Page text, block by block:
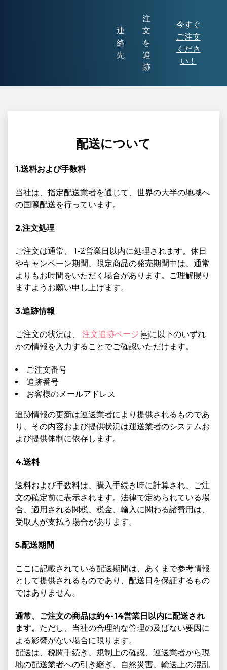
連
絡
先
注
文
を
追
跡
今すぐ
ご注文
くださ
い！
配送について
1.送料および手数料
当社は、指定配送業者を通じて、世界の大半の地域へ
の国際配送を行っています。
2.注文処理
ご注文は通常、 1-2営業日以内に処理されます。休日
やキャンペーン期間、限定商品の発売期間中は、通常
よりもお時間をいただく場合があります。ご理解賜り
ますようお願い申し上げます。
3.追跡情報
ご注文の状況は、 注文追跡ページ ￼に以下のいずれ
かの情報を入力することでご確認いただけます。
ご注文番号
追跡番号
お客様のメールアドレス
追跡情報の更新は運送業者により提供されるものであ
り、その内容および提供状況は運送業者のシステムお
よび提供体制に依存します。
4.送料
送料および手数料は、購入手続き時に計算され、ご注
文の確定前に表示されます。法律で定められている場
合、適用される関税、税金、輸入に関わる諸費用は、
受取人が支払う場合があります。
5.配送期間
ここに記載されている配送期間は、あくまで参考情報
として提供されるものであり、配送日を保証するもの
ではありません。
通常、ご注文の商品は約4-14営業日以内に配送され
ます。 ただし、当社の合理的な管理の及ばない要因に
よる影響がない場合に限ります。
配送は、税関手続き、規制上の確認、運送業者から現
地の配送業者への引き継ぎ、自然災害、輸送上の混乱